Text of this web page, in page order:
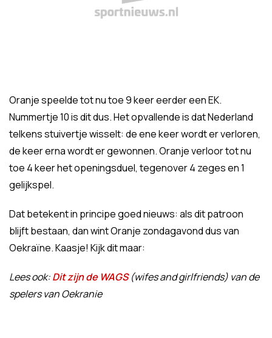
Oranje speelde tot nu toe 9 keer eerder een EK.
Nummertje 10 is dit dus. Het opvallende is dat Nederland
telkens stuivertje wisselt: de ene keer wordt er verloren,
de keer erna wordt er gewonnen. Oranje verloor tot nu
toe 4 keer het openingsduel, tegenover 4 zeges en 1
gelijkspel.
Dat betekent in principe goed nieuws: als dit patroon
blijft bestaan, dan wint Oranje zondagavond dus van
Oekraïne. Kaasje! Kijk dit maar:
Lees ook:Dit zijn de WAGS(wifes and girlfriends) van de
spelers van Oekranie